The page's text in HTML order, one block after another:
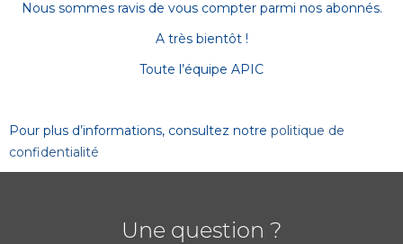
Nous sommes ravis de vous compter parmi nos abonnés.
A très bientôt !
Toute l’équipe APIC
Pour plus d’informations, consultez notre politique de
confidentialité
Une question ?